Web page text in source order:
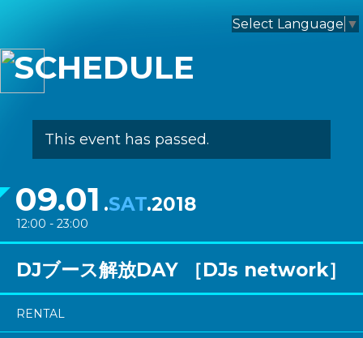
Select Language ▼
SCHEDULE
This event has passed.
09.01 .SAT.2018
12:00 - 23:00
DJブース解放DAY ［DJs network］
RENTAL